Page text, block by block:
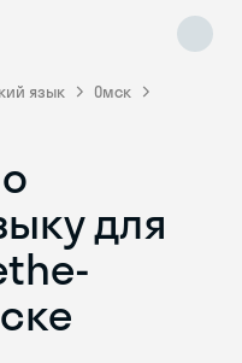
язык
Омск
для